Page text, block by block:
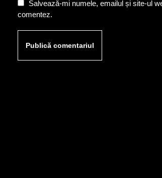
Salvează-mi numele, emailul și site-ul
comentez.